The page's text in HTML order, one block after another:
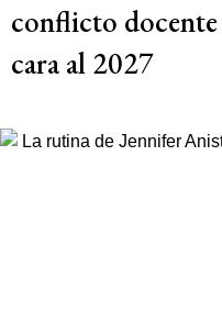
conflicto
cara al 2027